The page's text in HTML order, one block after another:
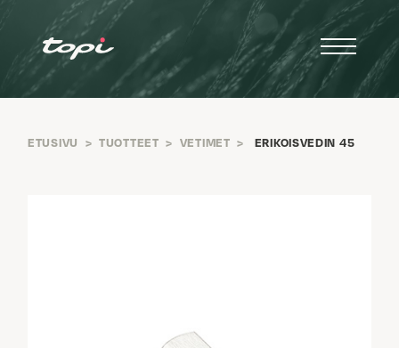
ETUSIVU > TUOTTEET > VETIMET > ERIKOISVEDIN 45